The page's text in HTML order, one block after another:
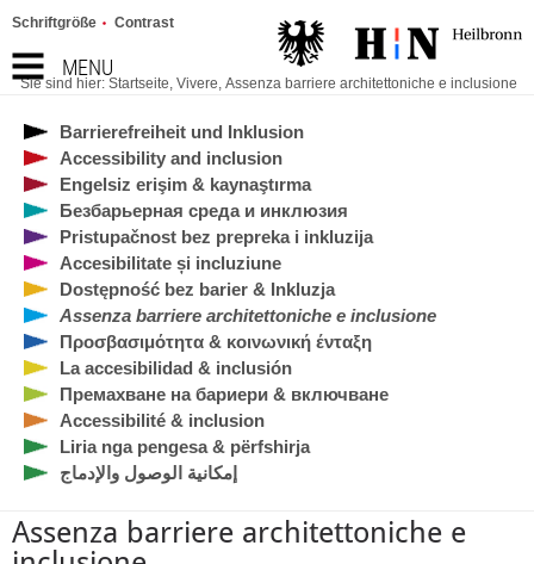
MENU
Schriftgröße Contrast
Sie sind hier: Startseite, Vivere, Assenza barriere architettoniche e inclusione
Barrierefreiheit und Inklusion
Accessibility and inclusion
Engelsiz erişim & kaynaştırma
Безбарьерная среда и инклюзия
Pristupačnost bez prepreka i inkluzija
Accesibilitate și incluziune
Dostępność bez barier & Inkluzja
Assenza barriere architettoniche e inclusione
Προσβασιμότητα & κοινωνική ένταξη
La accesibilidad & inclusión
Премахване на бариери & включване
Accessibilité & inclusion
Liria nga pengesa & përfshirja
إمكانية الوصول والإدماج
Assenza barriere architettoniche e